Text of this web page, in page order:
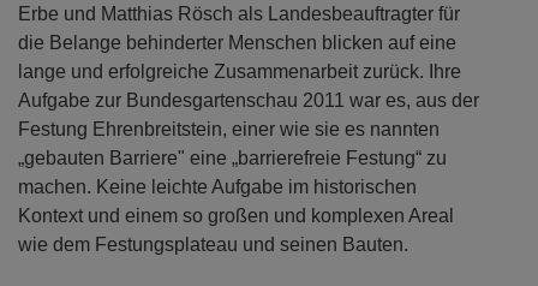
Erbe und Matthias Rösch als Landesbeauftragter für
die Belange behinderter Menschen blicken auf eine
lange und erfolgreiche Zusammenarbeit zurück. Ihre
Aufgabe zur Bundesgartenschau 2011 war es, aus der
Festung Ehrenbreitstein, einer wie sie es nannten
„gebauten Barriere" eine „barrierefreie Festung“ zu
machen. Keine leichte Aufgabe im historischen
Kontext und einem so großen und komplexen Areal
wie dem Festungsplateau und seinen Bauten.